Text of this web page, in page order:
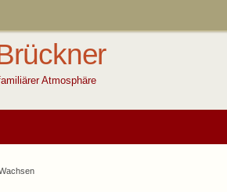
Atmosphäre